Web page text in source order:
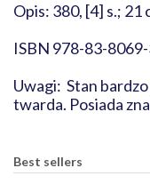
Opis: 380, [4] s.; 21
ISBN 978-83-
Uwagi: Stan
twarda. Posiada
Best sellers